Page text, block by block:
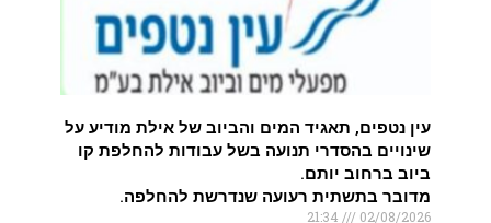
עין נטפים, תאגיד המים והביוב של אילת מודיע על
שינויים בהסדרי תנועה בשל עבודות להחלפת קו
ביוב ברחוב יותם.
מדובר בתשתית רעועה שנדרשת להחלפה.
02/08/2026